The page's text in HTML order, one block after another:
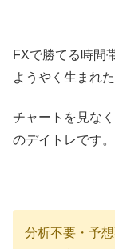
FXで勝てる時間
ようやく生まれ
チャートを見な
のデイトレです。
分析不要・予